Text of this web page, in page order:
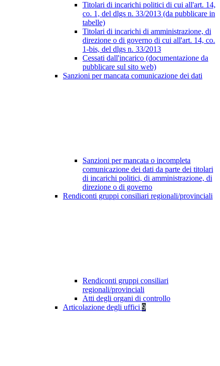
Titolari di incarichi politici di cui all'art. 14,
co. 1, del dlgs n. 33/2013 (da pubblicare in
tabelle)
Titolari di incarichi di amministrazione, di
direzione o di governo di cui all'art. 14, co.
1-bis, del dlgs n. 33/2013
Cessati dall'incarico (documentazione da
pubblicare sul sito web)
Sanzioni per mancata comunicazione dei dati
Sanzioni per mancata o incompleta
comunicazione dei dati da parte dei titolari
di incarichi politici, di amministrazione, di
direzione o di governo
Rendiconti gruppi consiliari regionali/provinciali
Rendiconti gruppi consiliari
regionali/provinciali
Atti degli organi di controllo
Articolazione degli uffici 9